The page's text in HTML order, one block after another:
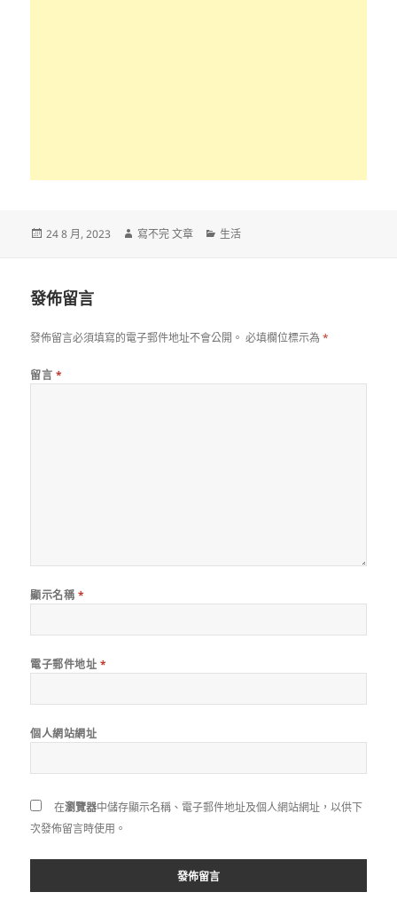
發
24 8 月, 2023
作
寫不完 文章
分
生活
發佈留言
發佈留言必須填寫的電子郵件地址不會公開。 必填欄位標示為*
留言 *
顯示名稱 *
電子郵件地址 *
個人網站網址
在瀏覽器中儲存顯示名稱、電子郵件地址及個人網站網址，以供下
次發佈留言時使用。